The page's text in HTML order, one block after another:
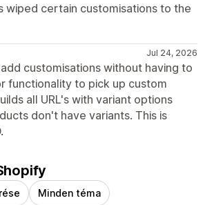
wiped certain customisations to the
Jul 24, 2026
customisations without having to
functionality to pick up custom
all URL's with variant options
don't have variants. This is
Minden téma